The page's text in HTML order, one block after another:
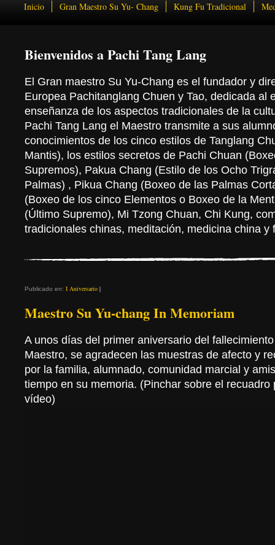
Inicio Gran Maestro Su Yu- Chang Kung Fu Tradicional
Bienvenidos a Pachi Tang Lang
El Gran maestro Su Yu-Chang es el fundador y
Europea Pachitanglang Chuen y Tao, dedicada al
enseñanza de los aspectos tradicionales de la
Pachi Tang Lang el Maestro transmite a sus
conocimientos de los cinco estilos de Tanglang
Mantis), los estilos secretos de Pachi Chuan
Supremos), Pakua Chang (Estilo de los Ocho
Palmas) , Pikua Chang (Boxeo de las Palmas
(Boxeo de los cinco Elementos o Boxeo de la
(Último Supremo), Mi Tzong Chuan, Chi Kung,
tradicionales chinas, meditación, medicina china y
Publicado en: I Aniversario |
Maestro Su Yu-chang In Memoriam
A unos días del primer aniversario del
Maestro, se agradecen las muestras de afecto y
por la familia, alumnado, comunidad marcial y
tiempo en su memoria. (Pinchar sobre el recuadro
vídeo)